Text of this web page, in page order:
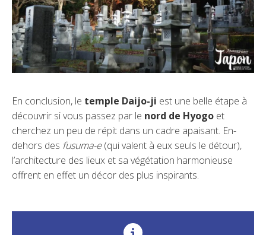
En conclusion, le temple Daijo-ji est une belle étape à
découvrir si vous passez par le nord de Hyogo et
cherchez un peu de répit dans un cadre apaisant. En-
dehors des fusuma-e(qui valent à eux seuls le détour),
l’architecture des lieux et sa végétation harmonieuse
offrent en effet un décor des plus inspirants.